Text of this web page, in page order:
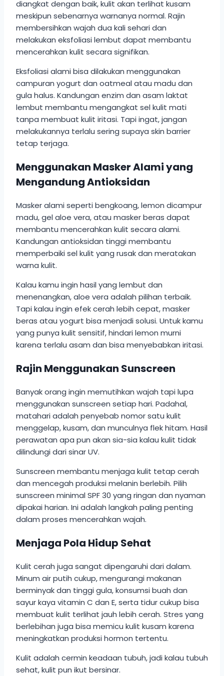
diangkat dengan baik, kulit akan terlihat kusam
meskipun sebenarnya warnanya normal. Rajin
membersihkan wajah dua kali sehari dan
melakukan eksfoliasi lembut dapat membantu
mencerahkan kulit secara signifikan.
Eksfoliasi alami bisa dilakukan menggunakan
campuran yogurt dan oatmeal atau madu dan
gula halus. Kandungan enzim dan asam laktat
lembut membantu mengangkat sel kulit mati
tanpa membuat kulit iritasi. Tapi ingat, jangan
melakukannya terlalu sering supaya skin barrier
tetap terjaga.
Menggunakan Masker Alami yang
Mengandung Antioksidan
Masker alami seperti bengkoang, lemon dicampur
madu, gel aloe vera, atau masker beras dapat
membantu mencerahkan kulit secara alami.
Kandungan antioksidan tinggi membantu
memperbaiki sel kulit yang rusak dan meratakan
warna kulit.
Kalau kamu ingin hasil yang lembut dan
menenangkan, aloe vera adalah pilihan terbaik.
Tapi kalau ingin efek cerah lebih cepat, masker
beras atau yogurt bisa menjadi solusi. Untuk kamu
yang punya kulit sensitif, hindari lemon murni
karena terlalu asam dan bisa menyebabkan iritasi.
Rajin Menggunakan Sunscreen
Banyak orang ingin memutihkan wajah tapi lupa
menggunakan sunscreen setiap hari. Padahal,
matahari adalah penyebab nomor satu kulit
menggelap, kusam, dan munculnya flek hitam. Hasil
perawatan apa pun akan sia-sia kalau kulit tidak
dilindungi dari sinar UV.
Sunscreen membantu menjaga kulit tetap cerah
dan mencegah produksi melanin berlebih. Pilih
sunscreen minimal SPF 30 yang ringan dan nyaman
dipakai harian. Ini adalah langkah paling penting
dalam proses mencerahkan wajah.
Menjaga Pola Hidup Sehat
Kulit cerah juga sangat dipengaruhi dari dalam.
Minum air putih cukup, mengurangi makanan
berminyak dan tinggi gula, konsumsi buah dan
sayur kaya vitamin C dan E, serta tidur cukup bisa
membuat kulit terlihat jauh lebih cerah. Stres yang
berlebihan juga bisa memicu kulit kusam karena
meningkatkan produksi hormon tertentu.
Kulit adalah cermin keadaan tubuh, jadi kalau tubuh
sehat, kulit pun ikut bersinar.